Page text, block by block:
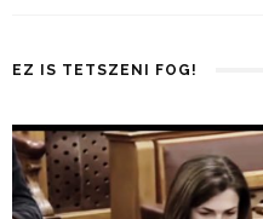
EZ IS TETSZENI FOG!